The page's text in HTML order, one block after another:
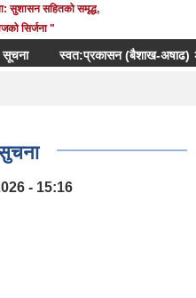
सुशासन सहितको समृद्ध,
सिर्जना "
स्वत:प्रकासन (बैशाख-अषाढ) २०८३
- 15:16